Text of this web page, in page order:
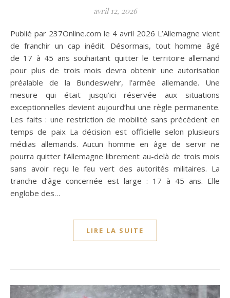
avril 12, 2026
Publié par 237Online.com le 4 avril 2026 L’Allemagne vient
de franchir un cap inédit. Désormais, tout homme âgé
de 17 à 45 ans souhaitant quitter le territoire allemand
pour plus de trois mois devra obtenir une autorisation
préalable de la Bundeswehr, l’armée allemande. Une
mesure qui était jusqu’ici réservée aux situations
exceptionnelles devient aujourd’hui une règle permanente.
Les faits : une restriction de mobilité sans précédent en
temps de paix La décision est officielle selon plusieurs
médias allemands. Aucun homme en âge de servir ne
pourra quitter l’Allemagne librement au-delà de trois mois
sans avoir reçu le feu vert des autorités militaires. La
tranche d’âge concernée est large : 17 à 45 ans. Elle
englobe des…
LIRE LA SUITE